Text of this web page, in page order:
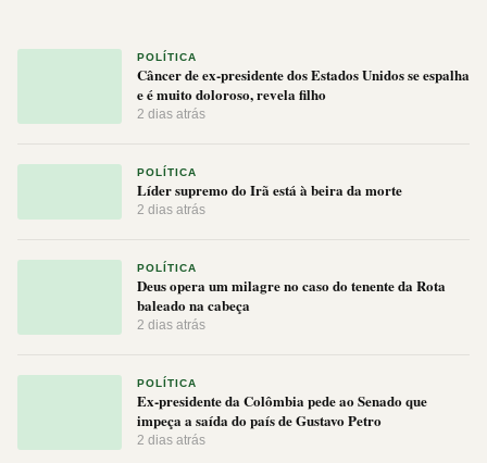
POLÍTICA
Câncer de ex-presidente dos Estados Unidos se espalha
e é muito doloroso, revela filho
2 dias atrás
POLÍTICA
Líder supremo do Irã está à beira da morte
2 dias atrás
POLÍTICA
Deus opera um milagre no caso do tenente da Rota
baleado na cabeça
2 dias atrás
POLÍTICA
Ex-presidente da Colômbia pede ao Senado que
impeça a saída do país de Gustavo Petro
2 dias atrás